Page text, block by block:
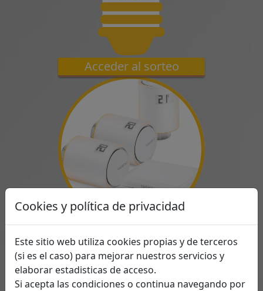
Acceder al sorteo
Cookies y política de privacidad
Este sitio web utiliza cookies propias y de terceros
(si es el caso) para mejorar nuestros servicios y
elaborar estadisticas de acceso.
Si acepta las condiciones o continua navegando por